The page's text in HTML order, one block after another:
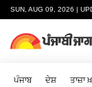
SUN, AUG 09, 2026 |
ਪੰਜਾਬ ਦੇਸ਼ ਤਾਜ਼ਾ